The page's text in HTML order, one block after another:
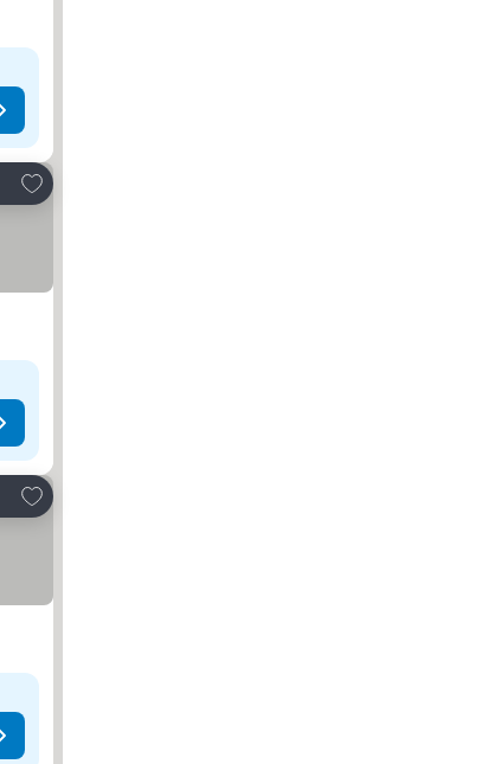
Lisää suosikkeihin
Lisää suosikkeihin